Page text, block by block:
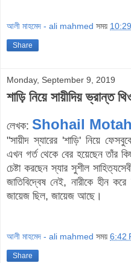
আলী মাহমেদ - ali mahmed সময়
Share
Monday, September 9, 2019
শাড়ি নিয়ে সায়ীদিয় ভ্রান্ত
লেখক: Shohail
"সায়ীদ স্যারের 'শাড়ি' নিয়ে
এখন গর্ত থেকে বের হয়েছেন তাঁর
চেষ্টা করছেন স্যার সুশীল
জাতিবিদ্বেষ নেই, নারীকে হীন
জায়েজ ছিল, জায়েজ আছে।
আলী মাহমেদ - ali mahmed সময় 6:42
Share